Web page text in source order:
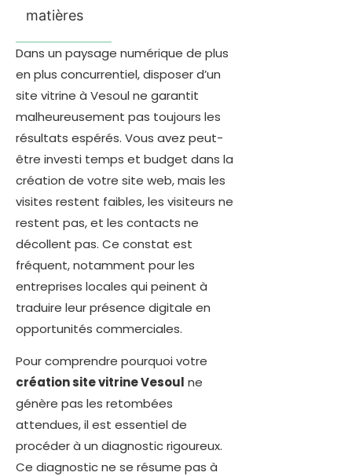
Dans un paysage numérique de plus
en plus concurrentiel, disposer d’un
site vitrine à Vesoul ne garantit
malheureusement pas toujours les
résultats espérés. Vous avez peut-
être investi temps et budget dans la
création de votre site web, mais les
visites restent faibles, les visiteurs ne
restent pas, et les contacts ne
décollent pas. Ce constat est
fréquent, notamment pour les
entreprises locales qui peinent à
traduire leur présence digitale en
opportunités commerciales.
Pour comprendre pourquoi votre
création site vitrine Vesoul ne
génère pas les retombées
attendues, il est essentiel de
procéder à un diagnostic rigoureux.
Ce diagnostic ne se résume pas à
matières